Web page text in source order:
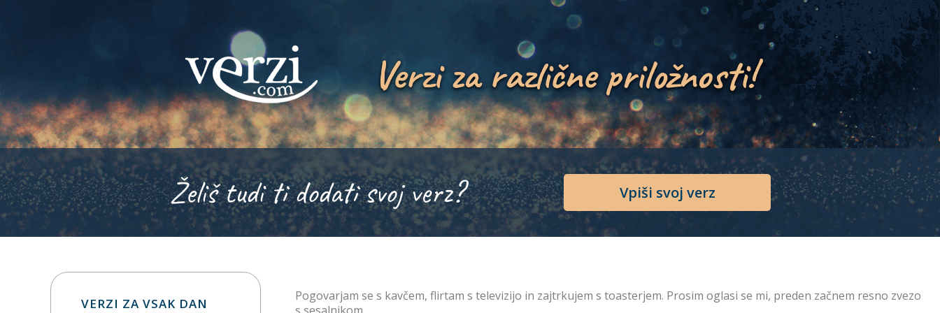
Verzi za različne priložnosti!
Želiš tudi ti dodati svoj verz? Vpiši svoj verz
Pogovarjam se s kavčem, flirtam s televizijo in zajtrkujem s toasterjem. Prosim oglasi se mi, preden začnem resno zvezo
VERZI ZA VSAK DAN